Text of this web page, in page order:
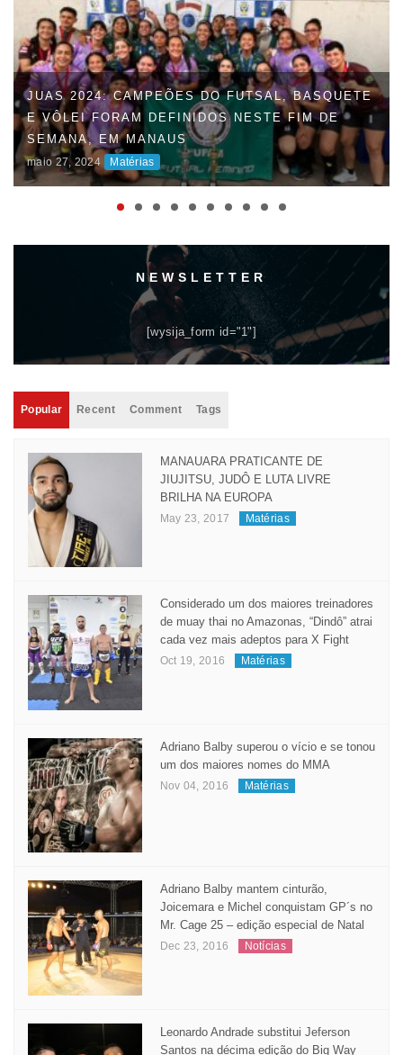
JUAS 2024: CAMPEÕES DO FUTSAL, BASQUETE
E VÔLEI FORAM DEFINIDOS NESTE FIM DE
SEMANA, EM MANAUS
maio 27, 2024 Matérias
NEWSLETTER
[wysija_form id="1"]
Popular Recent Comment Tags
MANAUARA PRATICANTE DE
JIUJITSU, JUDÔ E LUTA LIVRE
BRILHA NA EUROPA
May 23, 2017 Matérias
Considerado um dos maiores treinadores
de muay thai no Amazonas, “Dindô” atrai
cada vez mais adeptos para X Fight
Oct 19, 2016 Matérias
Adriano Balby superou o vício e se tonou
um dos maiores nomes do MMA
Nov 04, 2016 Matérias
Adriano Balby mantem cinturão,
Joicemara e Michel conquistam GP´s no
Mr. Cage 25 – edição especial de Natal
Dec 23, 2016 Notícias
Leonardo Andrade substitui Jeferson
Santos na décima edição do Big Way